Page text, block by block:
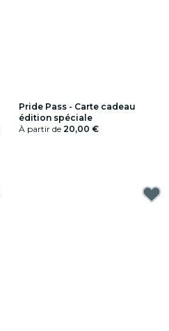
Pride Pass - Carte cadeau
édition spéciale
À partir de 20,00 €